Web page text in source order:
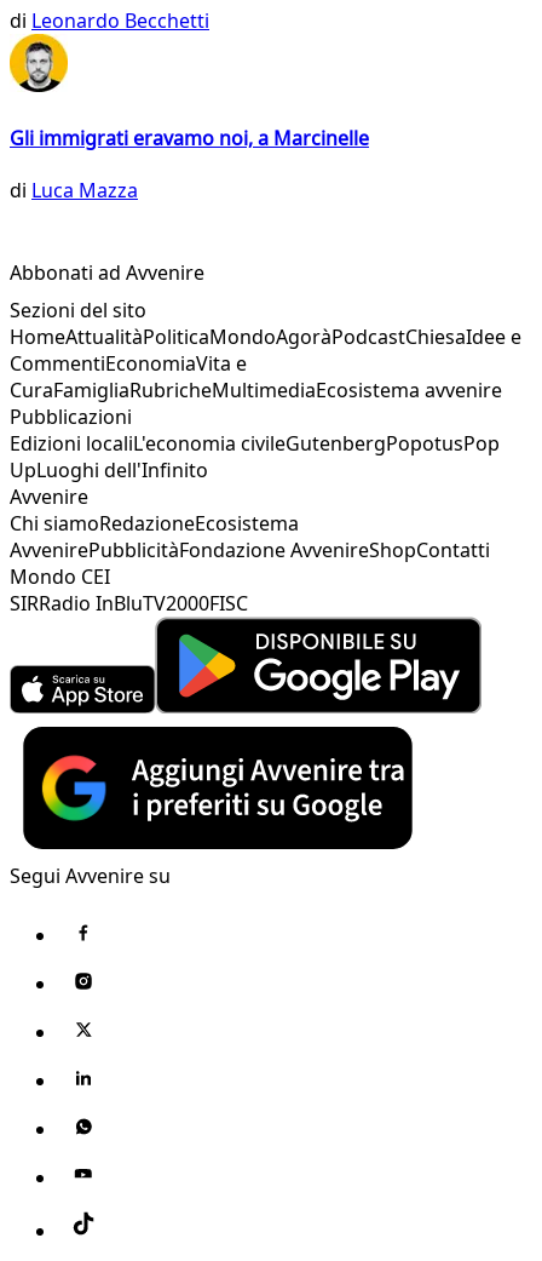
di Leonardo Becchetti
Gli immigrati eravamo noi, a Marcinelle
di Luca Mazza
Abbonati ad Avvenire
Sezioni del sito
HomeAttualitàPoliticaMondoAgoràPodcastChiesaIdee e
CommentiEconomiaVita e
CuraFamigliaRubricheMultimediaEcosistema avvenire
Pubblicazioni
Edizioni localiL'economia civileGutenbergPopotusPop
UpLuoghi dell'Infinito
Avvenire
Chi siamoRedazioneEcosistema
AvvenirePubblicitàFondazione AvvenireShopContatti
Mondo CEI
SIRRadio InBluTV2000FISC
Segui Avvenire su